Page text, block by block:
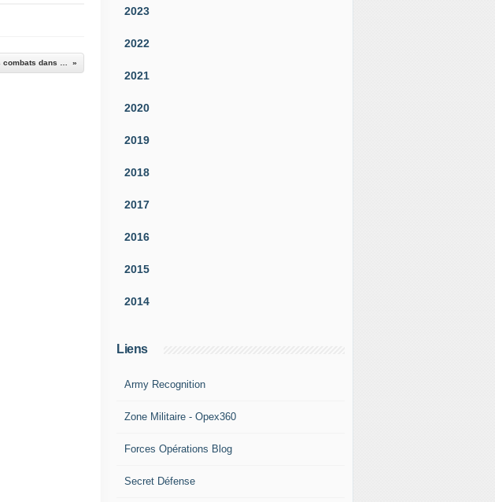
2023
2022
2021
2020
2019
2018
2017
2016
2015
2014
Liens
Army Recognition
Zone Militaire - Opex360
Forces Opérations Blog
Secret Défense